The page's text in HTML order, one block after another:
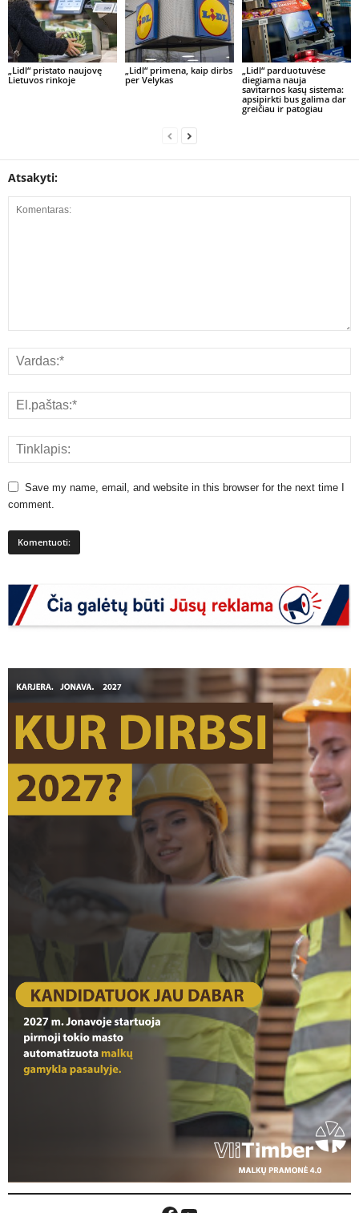
„Lidl“ pristato naujovę
Lietuvos rinkoje
„Lidl“ primena, kaip dirbs
per Velykas
„Lidl“ parduotuvėse
diegiama nauja
savitarnos kasų sistema:
apsipirkti bus galima dar
greičiau ir patogiau
Atsakyti:
Save my name, email, and website in this browser for the next time I
comment.